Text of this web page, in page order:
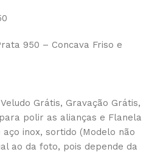
950 – Concava Friso e
Grátis, Gravação Grátis,
polir as alianças e Flanela
inox, sortido (Modelo não
ao da foto, pois depende da